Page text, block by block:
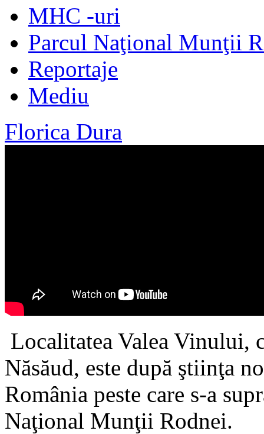
MHC -uri
Parcul Naţional Munţii
Reportaje
Mediu
Florica Dura
Localitatea Valea Vinului,
Năsăud, este după ştiinţa
România peste care s-a
Naţional Munţii Rodnei.